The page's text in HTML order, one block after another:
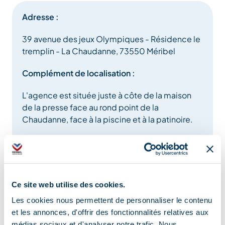
Ce site web utilise des cookies.
Les cookies nous permettent de personnaliser le contenu
et les annonces, d'offrir des fonctionnalités relatives aux
Adresse :
39 avenue des jeux Olympiques - Résidence le
tremplin - La Chaudanne, 73550 Méribel
Complément de localisation :
L'agence est située juste à côte de la maison
de la presse face au rond point de la
Chaudanne, face à la piscine et à la patinoire.
Information mise à jour le
03/10/2024